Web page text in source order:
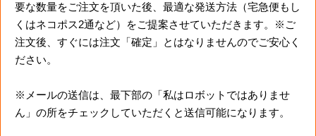
要な数量をご注文を頂いた後、最適な発送方法（宅急便もし
くはネコポス2通など）をご提案させていただきます。※ご
注文後、すぐには注文「確定」とはなりませんのでご安心く
ださい。
※メールの送信は、最下部の「私はロボットではありませ
ん」の所をチェックしていただくと送信可能になります。